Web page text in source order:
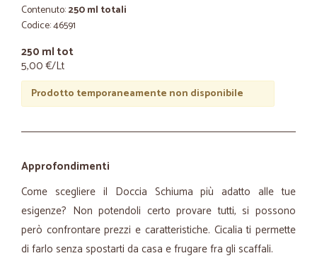
Contenuto:250 ml totali
Codice: 46591
250 ml tot
5,00 €/Lt
Prodotto temporaneamente non disponibile
Approfondimenti
Come scegliere il Doccia Schiuma più adatto alle tue
esigenze? Non potendoli certo provare tutti, si possono
però confrontare prezzi e caratteristiche. Cicalia ti permette
di farlo senza spostarti da casa e frugare fra gli scaffali.